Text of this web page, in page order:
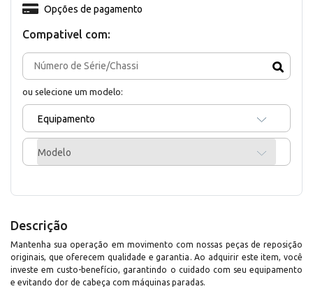
Compativel com:
ou selecione um modelo:
Equipamento
Modelo
Opções de pagamento
Descrição
Mantenha sua operação em movimento com nossas peças de reposição
originais, que oferecem qualidade e garantia. Ao adquirir este item, você
investe em custo-benefício, garantindo o cuidado com seu equipamento
e evitando dor de cabeça com máquinas paradas.